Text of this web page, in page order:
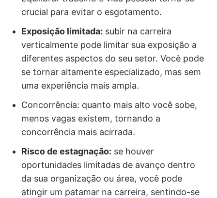
crucial para evitar o esgotamento.
Exposição limitada: subir na carreira
verticalmente pode limitar sua exposição a
diferentes aspectos do seu setor. Você pode
se tornar altamente especializado, mas sem
uma experiência mais ampla.
Concorrência: quanto mais alto você sobe,
menos vagas existem, tornando a
concorrência mais acirrada.
Risco de estagnação: se houver
oportunidades limitadas de avanço dentro
da sua organização ou área, você pode
atingir um patamar na carreira, sentindo-se